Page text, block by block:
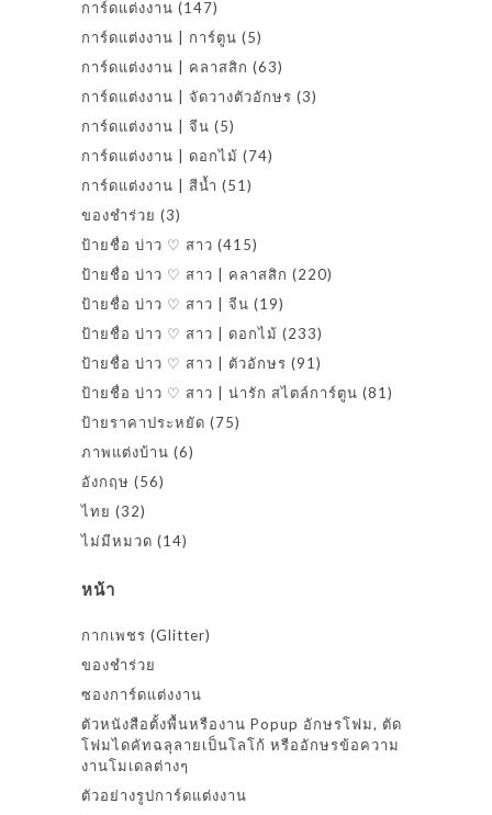
การ์ดแต่งงาน (147)
การ์ดแต่งงาน | การ์ตูน (5)
การ์ดแต่งงาน | คลาสสิก (63)
การ์ดแต่งงาน | จัดวางตัวอักษร (3)
การ์ดแต่งงาน | จีน (5)
การ์ดแต่งงาน | ดอกไม้ (74)
การ์ดแต่งงาน | สีน้ำ (51)
ของชำร่วย (3)
ป้ายชื่อ บ่าว ♡ สาว (415)
ป้ายชื่อ บ่าว ♡ สาว | คลาสสิก (220)
ป้ายชื่อ บ่าว ♡ สาว | จีน (19)
ป้ายชื่อ บ่าว ♡ สาว | ดอกไม้ (233)
ป้ายชื่อ บ่าว ♡ สาว | ตัวอักษร (91)
ป้ายชื่อ บ่าว ♡ สาว | น่ารัก สไตล์การ์ตูน (81)
ป้ายราคาประหยัด (75)
ภาพแต่งบ้าน (6)
อังกฤษ (56)
ไทย (32)
ไม่มีหมวด (14)
หน้า
กากเพชร (Glitter)
ของชำร่วย
ซองการ์ดแต่งงาน
ตัวหนังสือตั้งพื้นหรืองาน Popup อักษรโฟม, ตัด
โฟมไดคัทฉลุลายเป็นโลโก้ หรืออักษรข้อความ
งานโมเดลต่างๆ
ตัวอย่างรูปการ์ดแต่งงาน